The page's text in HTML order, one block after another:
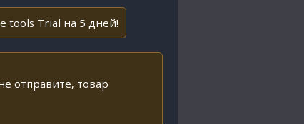
tools Trial на 5 дней!
отправите, товар